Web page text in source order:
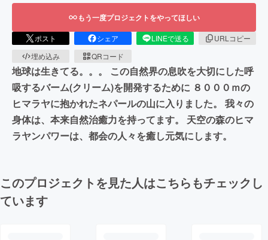
もう一度プロジェクトをやってほしい
ポスト シェア LINEで送る
URLコピー
埋め込み
QRコード
地球は生きてる。。。 この自然界の息吹を大切にした呼
吸するバーム(クリーム)を開発するために ８０００ｍの
ヒマラヤに抱かれたネパールの山に入りました。 我々の
身体は、本来自然治癒力を持ってます。 天空の森のヒマ
ラヤンパワーは、都会の人々を癒し元気にします。
このプロジェクトを見た人はこちらもチェックし
ています